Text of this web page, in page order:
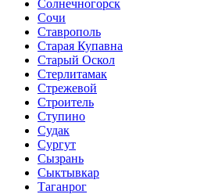
Солнечногорск
Сочи
Ставрополь
Старая Купавна
Старый Оскол
Стерлитамак
Стрежевой
Строитель
Ступино
Судак
Сургут
Сызрань
Сыктывкар
Таганрог